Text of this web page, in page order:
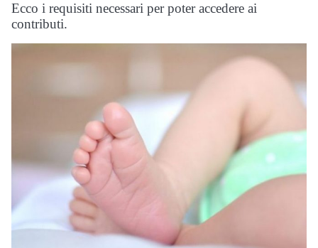
Ecco i requisiti necessari per poter accedere ai
contributi.